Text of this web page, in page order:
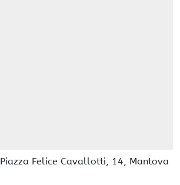
Piazza Felice Cavallotti, 14, Mantova